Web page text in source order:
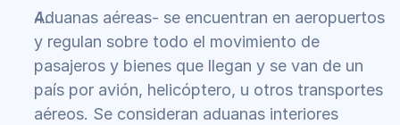
Aduanas aéreas- se encuentran en aeropuertos
y regulan sobre todo el movimiento de
pasajeros y bienes que llegan y se van de un
país por avión, helicóptero, u otros transportes
aéreos. Se consideran aduanas interiores